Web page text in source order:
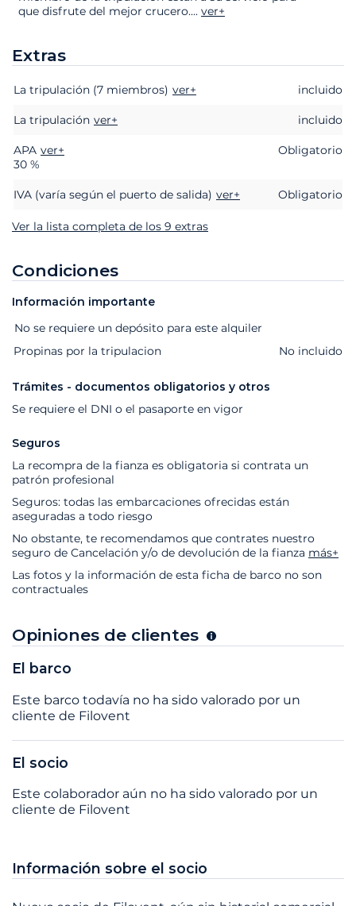
que disfrute del mejor crucero.... ver+
Extras
Extras Estado Precio
La tripulación (7 miembros) ver+ incluido
La tripulación ver+ incluido
APA ver+
Obligatorio
30 %
IVA (varía según el puerto de salida) ver+ Obligatorio
Ver la lista completa de los 9 extras
Condiciones
Información importante
Extras Estado Precio
No se requiere un depósito para este alquiler
Propinas por la tripulacion
No incluido
Trámites - documentos obligatorios y otros
Se requiere el DNI o el pasaporte en vigor
Seguros
La recompra de la fianza es obligatoria si contrata un
patrón profesional
Seguros: todas las embarcaciones ofrecidas están
aseguradas a todo riesgo
No obstante, te recomendamos que contrates nuestro
seguro de Cancelación y/o de devolución de la fianza más+
Las fotos y la información de esta ficha de barco no son
contractuales
Opiniones de clientes
El barco
Este barco todavía no ha sido valorado por un
cliente de Filovent
El socio
Este colaborador aún no ha sido valorado por un
cliente de Filovent
Información sobre el socio